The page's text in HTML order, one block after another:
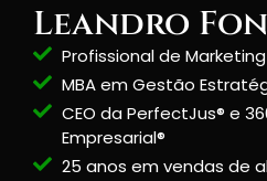
Leandro
Profissional de Marketing
MBA em Gestão
CEO da PerfectJus® e
Empresarial®
25 anos em vendas de